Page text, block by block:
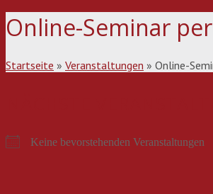
Online-Seminar
Startseite » Veranstaltungen » Online-
Keine bevorstehenden Veranstaltungen